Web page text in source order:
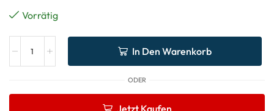
Vorrätig
In Den Warenkorb
ODER
Jetzt Kaufen